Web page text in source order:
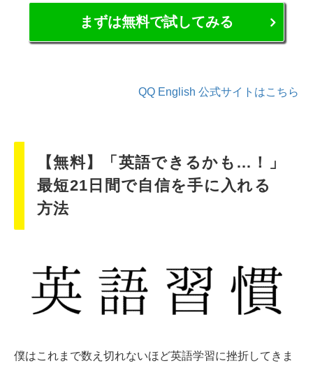
まずは無料で試してみる
QQ English 公式サイトはこちら
【無料】「英語できるかも…！」
最短21日間で自信を手に入れる
方法
僕はこれまで数え切れないほど英語学習に挫折してきま